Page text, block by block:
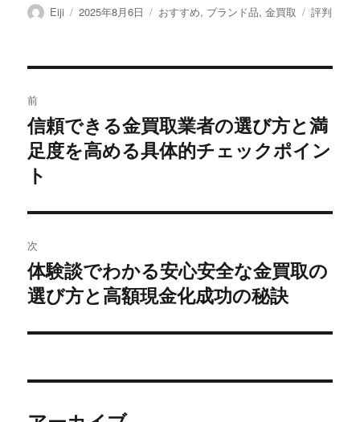
投
Eiji
投
2025年8月6日
カ
おすすめ, ブランド品,金買取
タ
評判
稿
ナ
ビ
ゲ
ー
シ
前
前
の
投
信頼できる金買取業者の選び方と満
足度を高める具体的チェックポイン
ト
次
次
の
稿:
体験談でわかる安心安全な金買取の
選び方と高額現金化成功の秘訣